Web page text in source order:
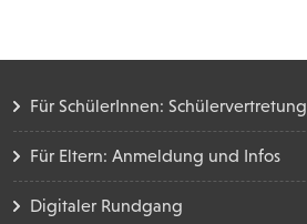
Für SchülerInnen: Schülervertretung
Für Eltern: Anmeldung und Infos
Digitaler Rundgang